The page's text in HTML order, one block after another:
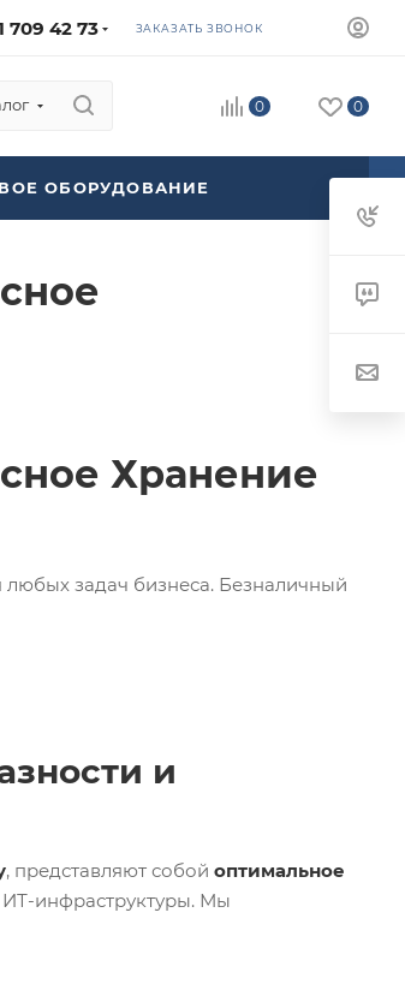
709 42 73 ЗАКАЗАТЬ ЗВОНОК
0 0
ОБОРУДОВАНИЕ
Хранение
задач бизнеса. Безналичный
и
, представляют собой оптимальное
ИТ-инфраструктуры. Мы